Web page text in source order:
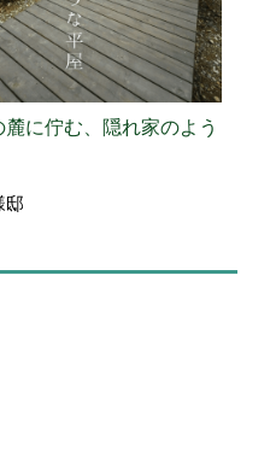
麓に佇む、隠れ家のよう